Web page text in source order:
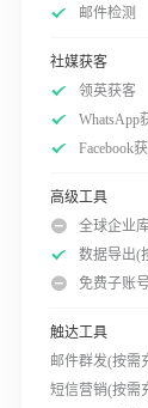
邮件检测
社媒获客
领英获客
WhatsApp
Facebook
高级工具
全球企业
数据导出(
免费子账号
触达工具
邮件群发(按需
短信营销(按需